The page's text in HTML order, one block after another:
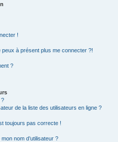
!
peux à présent plus me connecter ?!
?
?
de la liste des utilisateurs en ligne ?
toujours pas correcte !
nom d’utilisateur ?